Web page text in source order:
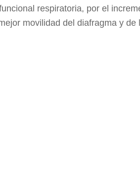
respiratoria, por el
movilidad del diafragma y de